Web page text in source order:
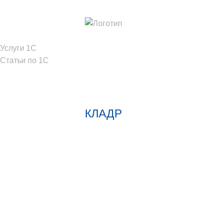
Услуги 1C
Статьи по 1С
КЛАДР